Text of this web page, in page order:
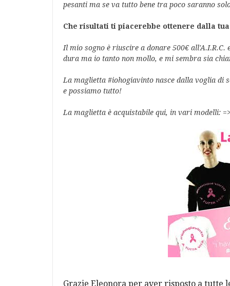
pesanti ma se va tutto bene tra poco saranno
Che risultati ti piacerebbe ottenere dalla
Il mio sogno è riuscire a donare 500€
dura ma io tanto non mollo, e mi sembra sia
La maglietta #iohogiavinto nasce dalla voglia di
e possiamo tutto!
La maglietta è acquistabile qui, in vari modelli:
Grazie Eleonora per aver risposto a tutte